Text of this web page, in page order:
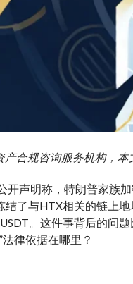
合规咨询服务机构，本
开声明称，特朗普家族
了与HTX相关的链上
。这件事背后的问
律依据在哪里？